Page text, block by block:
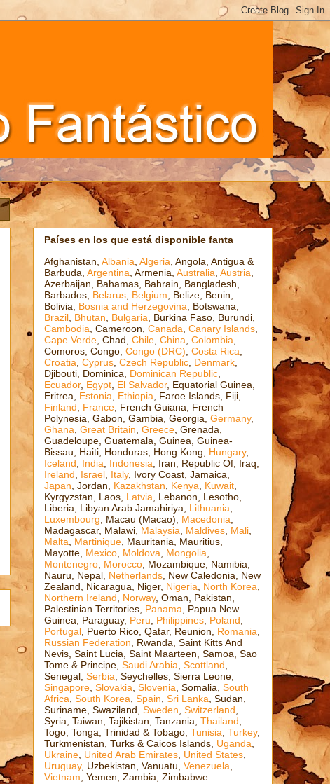
Países en los que está disponible fanta
Afghanistan, Albania Algeria , Angola, Antigua &
Barbuda, Argentina , Armenia, Australia Austria
Azerbaijan, Bahamas, Bahrain, Bangladesh,
Barbados, Belarus Belgium , Belize, Benin,
Bolivia, Bosnia and Herzegovina , Botswana,
Brazil Bhutan Bulgaria , Burkina Faso, Burundi,
Cambodia , Cameroon, Canada Canary Islands
Cape Verde , Chad, Chile China Colombia
Comoros, Congo, Congo (DRC) Costa Rica
Croatia Cyprus Czech Republic Denmark
Djibouti, Dominica, Dominican Republic
Ecuador, Egypt El Salvador, Equatorial Guinea,
Eritrea, Estonia Ethiopia , Faroe Islands, Fiji,
Finland
France , French Guiana, French
Polynesia, Gabon, Gambia, Georgia, Germany,
Ghana Great Britain Greece , Grenada,
Guadeloupe, Guatemala, Guinea, Guinea-
Bissau, Haiti, Honduras, Hong Kong, Hungary,
Iceland
India Indonesia , Iran, Republic Of, Iraq,
Ireland
Israel Italy, Ivory Coast, Jamaica,
Japan , Jordan, Kazakhstan Kenya Kuwait
Kyrgyzstan, Laos, Latvia , Lebanon, Lesotho,
Liberia, Libyan Arab Jamahiriya, Lithuania
Luxembourg , Macau (Macao), Macedonia
Madagascar, Malawi, Malaysia Maldives Mali
Malta
Martinique , Mauritania, Mauritius,
Mayotte, Mexico Moldova Mongolia
Montenegro Morocco , Mozambique, Namibia,
Nauru, Nepal, Netherlands , New Caledonia, New
Zealand, Nicaragua, Niger, Nigeria North Korea
Northern Ireland
Norway, Oman, Pakistan,
Palestinian Territories, Panama , Papua New
Guinea, Paraguay, Peru Philippines Poland
Portugal , Puerto Rico, Qatar, Reunion, Romania
Russian Federation , Rwanda, Saint Kitts And
Nevis, Saint Lucia, Saint Maarteen, Samoa, Sao
Tome & Principe, Saudi Arabia Scottland
Senegal, Serbia , Seychelles, Sierra Leone,
Singapore Slovakia Slovenia , Somalia, South
Africa South Korea Spain Sri Lanka , Sudan,
Suriname, Swaziland, Sweden Switzerland
Syria, Taiwan, Tajikistan, Tanzania, Thailand
Togo, Tonga, Trinidad & Tobago, Tunisia Turkey,
Turkmenistan, Turks & Caicos Islands, Uganda
Ukraine United Arab Emirates United States
Uruguay, Uzbekistan, Vanuatu, Venezuela
Vietnam , Yemen, Zambia, Zimbabwe